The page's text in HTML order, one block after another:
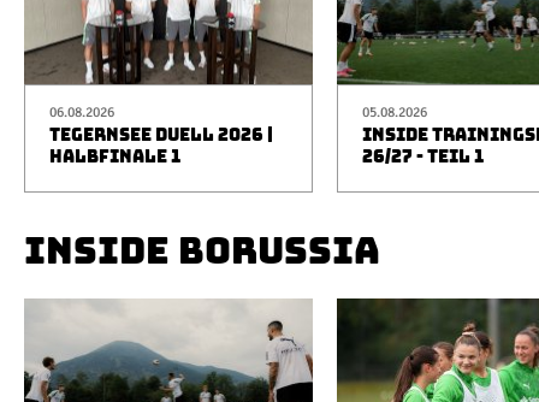
06.08.2026
TEGERNSEE DUELL 2026 |
HALBFINALE 1
05.08.2026
INSIDE
26/27 - TEIL 1
INSIDE BORUSSIA